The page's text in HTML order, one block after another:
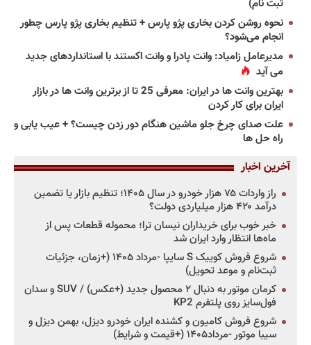
ثبت نام)
نحوه روشن کردن بخاری پژو پارس + تنظیم بخاری پژو پارس چطور
انجام می‌شود؟
مدیرعامل زامیاد: وانت پادرا و وانت اکستند با استانداردهای جدید
می آید
بهترین وانت ها در ایران: معرفی 25 تا از برترین وانت ها در بازار
ایران برای کار کردن
علت صدای چرخ جلو ماشین هنگام دور زدن چیست؟ + عیب یابی و
راه حل ها
آخرین اخبار
راز واردات ۷۵ هزار خودرو در سال ۱۴۰۵؛ تنظیم بازار یا تضمین
درآمد ۴۲۰ هزار میلیاردی دولت؟
خبر خوب برای خریداران نیسان ترا؛ محموله قطعات پس از
ماه‌ها انتظار وارد ایران شد
شروع فروش کوییک S سایپا -مرداد ۱۴۰۵ (+زمان، جزئیات
ثبت‌نام و موعد تحویل)
کرمان موتور به دنبال ۲ محصول جدید (+عکس) / SUV و سدان
فول‌سایز روی پلتفرم KP2
شروع فروش کامیون و کشنده ایران خودرو دیزل، بهمن دیزل و
سیبا موتور -مرداد۱۴۰۵ (+قیمت و شرایط)